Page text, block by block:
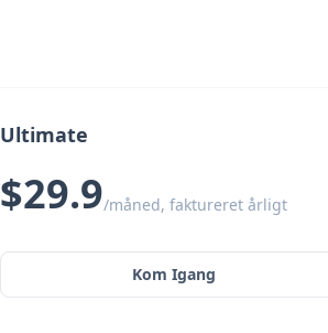
Ultimate
$29.9/måned, faktureret årligt
Kom Igang